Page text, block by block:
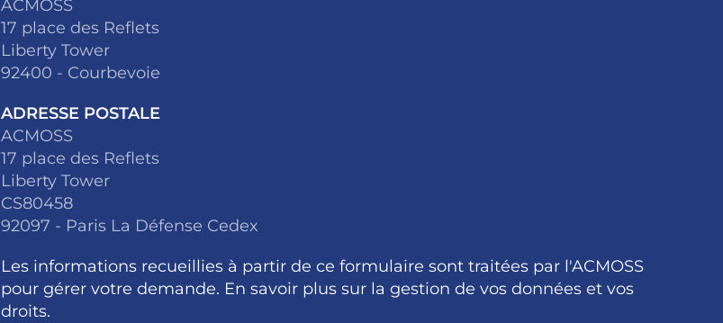
ACMOSS
17 place des Reflets
Liberty Tower
92400 - Courbevoie
ADRESSE POSTALE
ACMOSS
17 place des Reflets
Liberty Tower
CS80458
92097 - Paris La Défense Cedex
Les informations recueillies à partir de ce formulaire sont traitées par l'ACMOSS
pour gérer votre demande. En savoir plus sur la gestion de vos données et vos
droits.